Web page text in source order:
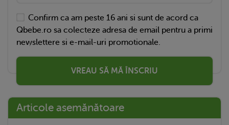
Confirm ca am peste 16 ani si sunt de acord ca
Qbebe.ro sa colecteze adresa de email pentru a primi
newslettere si e-mail-uri promotionale.
VREAU SĂ MĂ ÎNSCRIU
Articole asemănătoare